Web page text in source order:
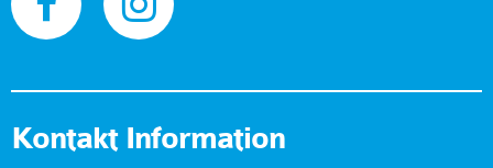
Kontakt Information